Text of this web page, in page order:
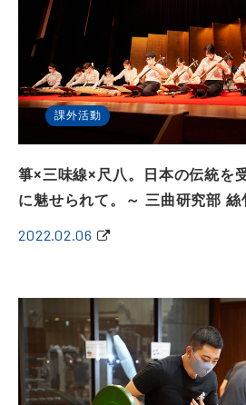
課外活動
箏×三味線×尺八。日本の伝統を
に魅せられて。～ 三曲研究部 絲
2022.02.06